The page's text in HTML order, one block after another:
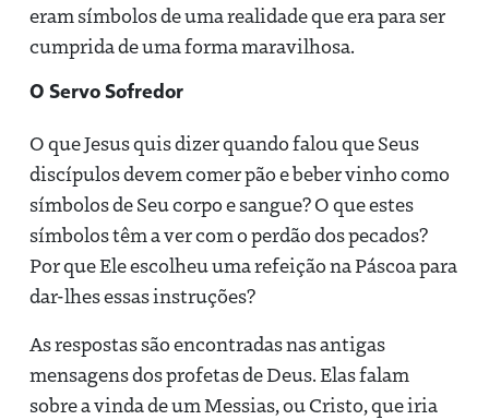
eram símbolos de uma realidade que era para ser
cumprida de uma forma maravilhosa.
O Servo Sofredor
O que Jesus quis dizer quando falou que Seus
discípulos devem comer pão e beber vinho como
símbolos de Seu corpo e sangue? O que estes
símbolos têm a ver com o perdão dos pecados?
Por que Ele escolheu uma refeição na Páscoa para
dar-lhes essas instruções?
As respostas são encontradas nas antigas
mensagens dos profetas de Deus. Elas falam
sobre a vinda de um Messias, ou Cristo, que iria